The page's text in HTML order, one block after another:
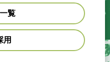
覧
用